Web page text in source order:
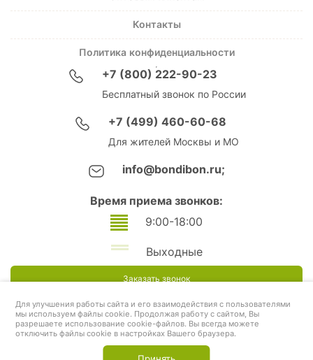
Контакты
Политика конфиденциальности
+7 (800) 222-90-23
Бесплатный звонок по России
+7 (499) 460-60-68
Для жителей Москвы и МО
info@bondibon.ru;
Время приема звонков:
9:00-18:00
Выходные
Заказать звонок
Для улучшения работы сайта и его взаимодействия с пользователями
мы используем файлы cookie. Продолжая работу с сайтом, Вы
разрешаете использование cookie-файлов. Вы всегда можете
отключить файлы cookie в настройках Вашего браузера.